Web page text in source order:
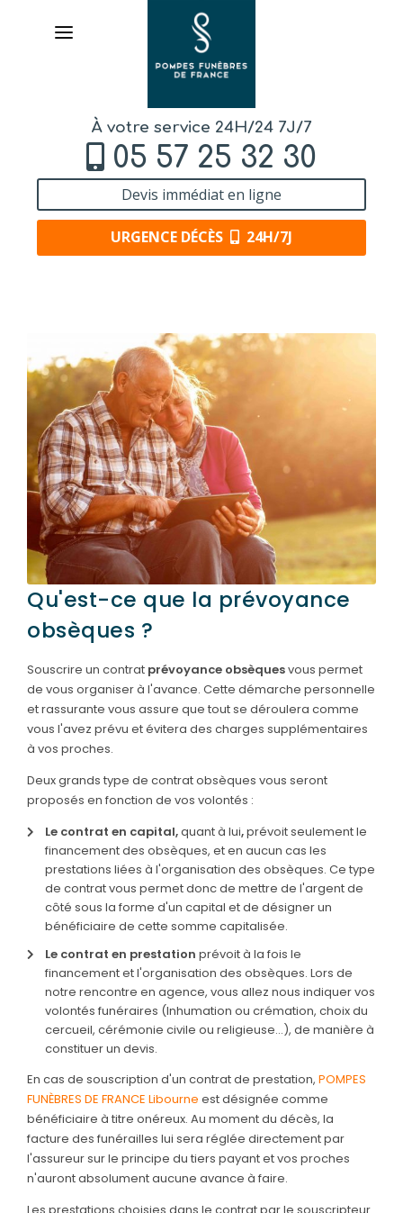
À votre service 24H/24 7J/7
05 57 25 32 30
Devis immédiat en ligne
URGENCE DÉCÈS 24H/7J
DE DÉCÈS
ORGANISER
DES OBSÈQUES
PRÉVOIR
SES OBSÈQUES
SERVICES
& ARTICLES
Entretien de sépulture
Livraison de Fleurs Naturelles
Livraison de plaques
Nos cercueils
Nos fleurs naturelles
Nos monuments
Nos urnes funéraires
Services aux familles
NOTRE
AGENCE
NOTRE CHAMBRE
ESPACE FAMILLE
Qu'est-ce que la prévoyance
obsèques ?
Souscrire un contrat prévoyance obsèquesvous permet
de vous organiser à l'avance. Cette démarche personnelle
et rassurante vous assure que tout se déroulera comme
vous l'avez prévu et évitera des charges supplémentaires
à vos proches.
Deux grands type de contrat obsèques vous seront
proposés en fonction de vos volontés :
Le contrat en capital,quant à lui,prévoit seulement le
financement des obsèques, et en aucun cas les
prestations liées à l'organisation des obsèques. Ce type
de contrat vous permet donc de mettre de l'argent de
côté sous la forme d'un capital et de désigner un
bénéficiaire de cette somme capitalisée.
Le contrat en prestation prévoit à la fois le
financement et l'organisation des obsèques. Lors de
notre rencontre en agence, vous allez nous indiquer vos
volontés funéraires (Inhumation ou crémation, choix du
cercueil, cérémonie civile ou religieuse…), de manière à
constituer un devis.
En cas de souscription d'un contrat de prestation, POMPES
FUNÈBRES DE FRANCE Libourne est désignée comme
bénéficiaire à titre onéreux. Au moment du décès, la
facture des funérailles lui sera réglée directement par
l'assureur sur le principe du tiers payant et vos proches
n'auront absolument aucune avance à faire.